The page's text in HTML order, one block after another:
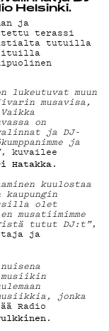
Helsinki.
ja
terassi
tutuilla
lukeutuvat muun
musavisa,
on
ja DJ-
ja
, kuvailee
Hatakka.
kuulostaa
olet
musatiimimme
tutut DJ:t”,
ja
jonka
Radio
.